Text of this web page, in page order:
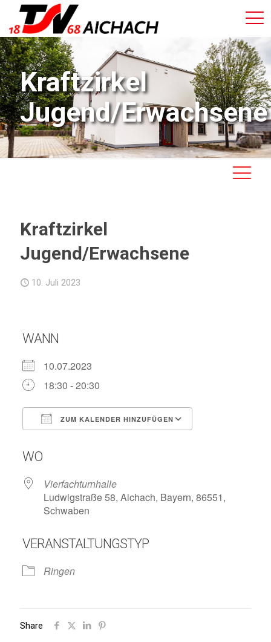
Kraftzirkel
Jugend/Erwachsene
Kraftzirkel
Jugend/Erwachsene
10. Juli 2023
WANN
10.07.2023
18:30 - 20:30
ZUM KALENDER HINZUFÜGEN
WO
Vierfachturnhalle
Ludwigstraße 58, Aichach, Bayern, 86551,
Schwaben
VERANSTALTUNGSTYP
Ringen
Share